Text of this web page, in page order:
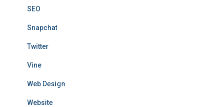
SEO
Snapchat
Twitter
Vine
Web Design
Website